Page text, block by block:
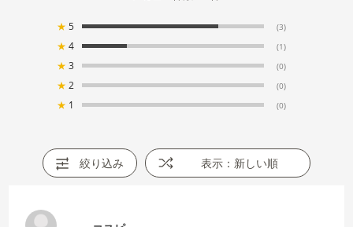
★ 5 (3)
★ 4 (1)
★ 3 (0)
★ 2 (0)
★ 1 (0)
絞り込み 表示：新しい順